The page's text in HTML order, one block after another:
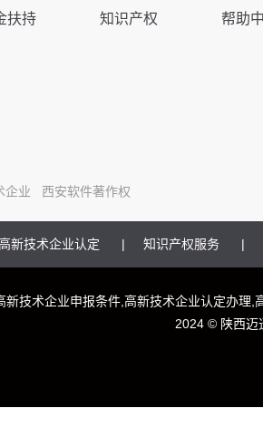
扶持 知识产权 帮助
企业 西安软件著作权
新技术企业认定 知识产权服务
新技术企业申报条件,高新技术企业认定办理
2024 © 陕